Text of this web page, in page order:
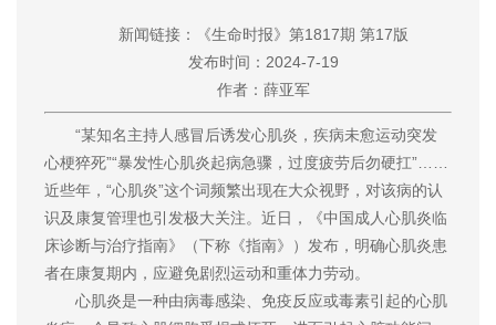
新闻链接：《生命时报》第1817期 第17版
发布时间：2024-7-19
作者：薛亚军
“某知名主持人感冒后诱发心肌炎，疾病未愈运动突发
心梗猝死”“暴发性心肌炎起病急骤，过度疲劳后勿硬扛”……
近些年，“心肌炎”这个词频繁出现在大众视野，对该病的认
识及康复管理也引发极大关注。近日，《中国成人心肌炎临
床诊断与治疗指南》（下称《指南》）发布，明确心肌炎患
者在康复期内，应避免剧烈运动和重体力劳动。
心肌炎是一种由病毒感染、免疫反应或毒素引起的心肌